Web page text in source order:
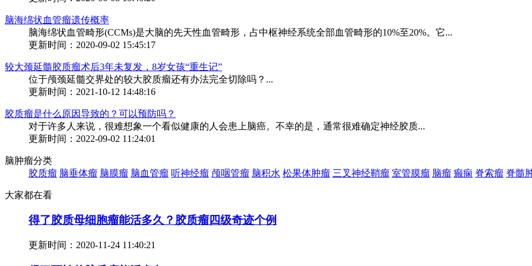
脑海绵状血管瘤遗传概率
脑海绵状血管畸形(CCMs)是大脑的先天性血管畸形，占中枢神经系统全部血管畸形的10%至20%。它...
更新时间：2020-09-02 15:45:17
较大颈延髓胶质瘤术后3年未复发，8岁女孩“重生记”
位于颅颈延髓交界处的较大胶质瘤还有办法完全切除吗？...
更新时间：2021-10-12 14:48:16
胶质瘤是什么原因导致的？可以预防吗？
对于许多人来说，很难想象一个看似健康的人会患上脑癌。不幸的是，通常很难确定神经胶质...
更新时间：2022-09-02 11:24:01
脑肿瘤分类
胶质瘤 脑垂体瘤 脑膜瘤 脑血管瘤 听神经瘤 颅咽管瘤 脑积水 松果体肿瘤 三叉神经鞘瘤 室管膜瘤 脑瘤 癫痫 脊索瘤 脊髓
大家都在看
得了胶质母细胞瘤能活多久？胶质瘤四级奇迹个例
更新时间： 2020-11-24 11:40:21